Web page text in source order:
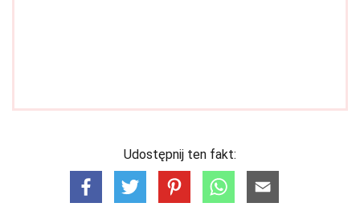
Udostępnij ten fakt: